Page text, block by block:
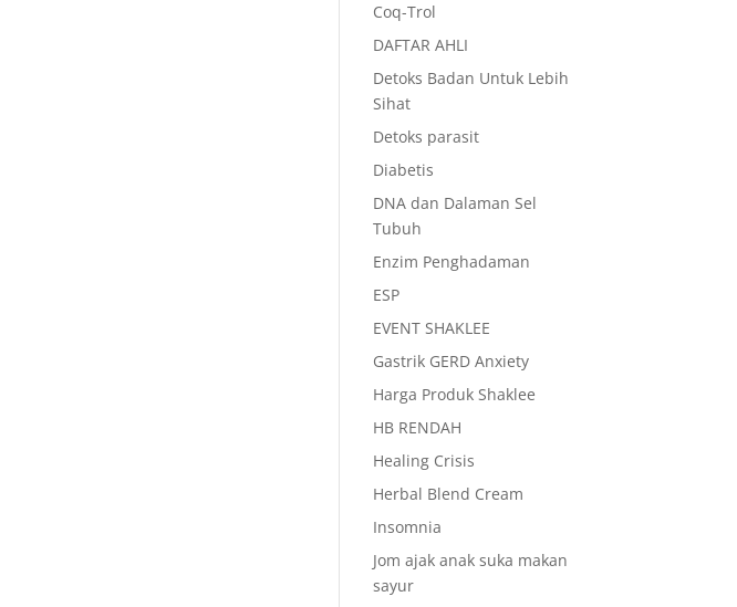
Coq-Trol
DAFTAR AHLI
Detoks Badan Untuk Lebih
Sihat
Detoks parasit
Diabetis
DNA dan Dalaman Sel
Tubuh
Enzim Penghadaman
ESP
EVENT SHAKLEE
Gastrik GERD Anxiety
Harga Produk Shaklee
HB RENDAH
Healing Crisis
Herbal Blend Cream
Insomnia
Jom ajak anak suka makan
sayur